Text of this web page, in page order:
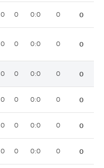
0 0 0:0 0 0
0 0 0:0 0 0
0 0 0:0 0 0
0 0 0:0 0 0
0 0 0:0 0 0
0 0 0:0 0 0